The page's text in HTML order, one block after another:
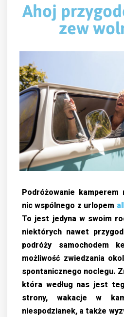
Ahoj
zew
Podróżowanie
nic wspólnego z urlopem
To jest jedyna w swoim
niektórych nawet
podróży samochodem
możliwość zwiedzania
spontanicznego noclegu.
która według nas jest
strony, wakacje w
niespodzianek, a także